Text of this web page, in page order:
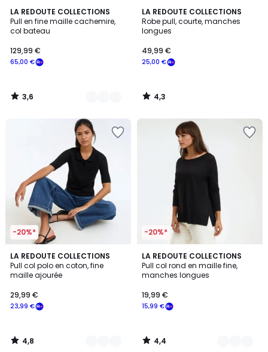
LA REDOUTE COLLECTIONS
Pull en fine maille cachemire,
col bateau
65,00 €
129,99 €
3,6
/ 5
3
Couleurs
3,6
/
LA REDOUTE COLLECTIONS
Robe pull, courte, manches
longues
25,00 €
49,99 €
4,3
/ 5
4,3
/
-20%*
LA REDOUTE COLLECTIONS
Pull col polo en coton, fine
maille ajourée
23,99 €
29,99 €
4,8
/ 5
3
Couleurs
4,8
/
-20%*
LA REDOUTE COLLECTIONS
Pull col rond en maille fine,
manches longues
15,99 €
19,99 €
4,4
/ 5
3
Couleurs
4,4
/